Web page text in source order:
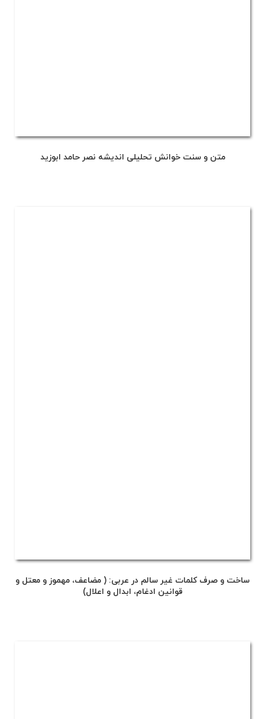
متن و سنت خوانش تحلیلی اندیشه نصر حامد ابوزید
ساخت و صرف کلمات غیر سالم در عربی: ( مضاعف،‌ مهموز و معتل و
قوانین ادغام، ابدال و اعلال)